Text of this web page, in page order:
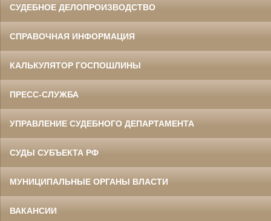
СУДЕБНОЕ ДЕЛОПРОИЗВОДСТВО
СПРАВОЧНАЯ ИНФОРМАЦИЯ
КАЛЬКУЛЯТОР ГОСПОШЛИНЫ
ПРЕСС-СЛУЖБА
УПРАВЛЕНИЕ СУДЕБНОГО ДЕПАРТАМЕНТА
СУДЫ СУБЪЕКТА РФ
МУНИЦИПАЛЬНЫЕ ОРГАНЫ ВЛАСТИ
ВАКАНСИИ